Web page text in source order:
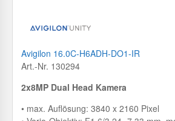
Avigilon 16.0C-H6ADH-DO1-IR
Art.-Nr. 130294
2x8MP Dual Head Kamera
• max. Auflösung: 3840 x 2160 Pixel